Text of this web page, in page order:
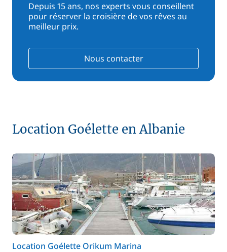
Depuis 15 ans, nos experts vous conseillent
pour réserver la croisière de vos rêves au
meilleur prix.
Nous contacter
Location Goélette en Albanie
Location Goélette Orikum Marina